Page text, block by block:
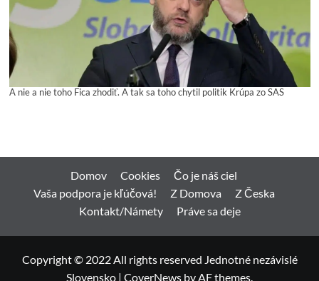
A nie a nie toho Fica zhodiť. A tak sa toho chytil politik Krúpa zo SAS
Domov Cookies
Čo je náš ciel
Vaša podpora je kľúčová!
Z Domova
Z Česka
Kontakt/Námety
Práve sa deje
Copyright © 2022 All rights reserved Jednotné nezávislé
Slovensko | CoverNews by AF themes.